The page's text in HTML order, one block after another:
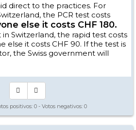
direct to the practices. For
the PCR test costs
else it costs CHF 180.
Switzerland, the rapid test costs
else it costs CHF 90. If the test is
the Swiss government will
positivos: 0 - Votos negativos: 0